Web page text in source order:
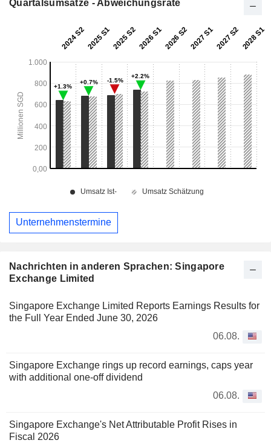
Nachrichten in anderen Sprachen: Singapore
Exchange Limited
Singapore Exchange Limited Reports Earnings Results for
the Full Year Ended June 30, 2026
06.08.
Singapore Exchange rings up record earnings, caps year
with additional one-off dividend
06.08.
Singapore Exchange's Net Attributable Profit Rises in
Fiscal 2026
Quartalsumsätze - Abweichungsrate
Unternehmenstermine